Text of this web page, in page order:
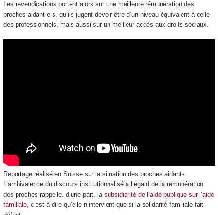
Les revendications portent alors sur une meilleure rémunération des
proches aidant·e·s, qu’ils jugent devoir être d’un niveau équivalent à celle
des professionnels, mais aussi sur un meilleur accès aux droits sociaux.
Reportage réalisé en Suisse sur la situation des proches aidants.
L’ambivalence du discours institutionnalisé à l’égard de la rémunération
des proches rappelle, d’une part, la subsidiarité de l’aide publique sur l’aide
familiale, c’est-à-dire qu’elle n’intervient que si la solidarité familiale fait